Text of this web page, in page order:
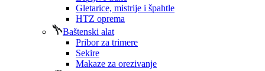
Gletarice, mistrije i špahtle
HTZ oprema
Baštenski alat
Pribor za trimere
Sekire
Makaze za orezivanje